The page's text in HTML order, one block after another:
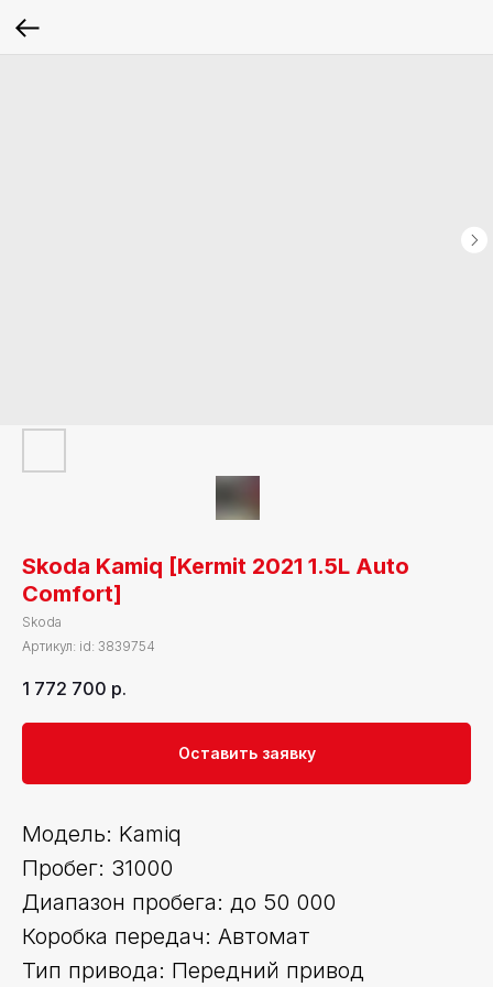
Skoda Kamiq [Kermit 2021 1.5L Auto
Comfort]
Skoda
Артикул: id: 3839754
1 772 700 р.
Оставить заявку
Модель: Kamiq
Пробег: 31000
Диапазон пробега: до 50 000
Коробка передач: Автомат
Тип привода: Передний привод